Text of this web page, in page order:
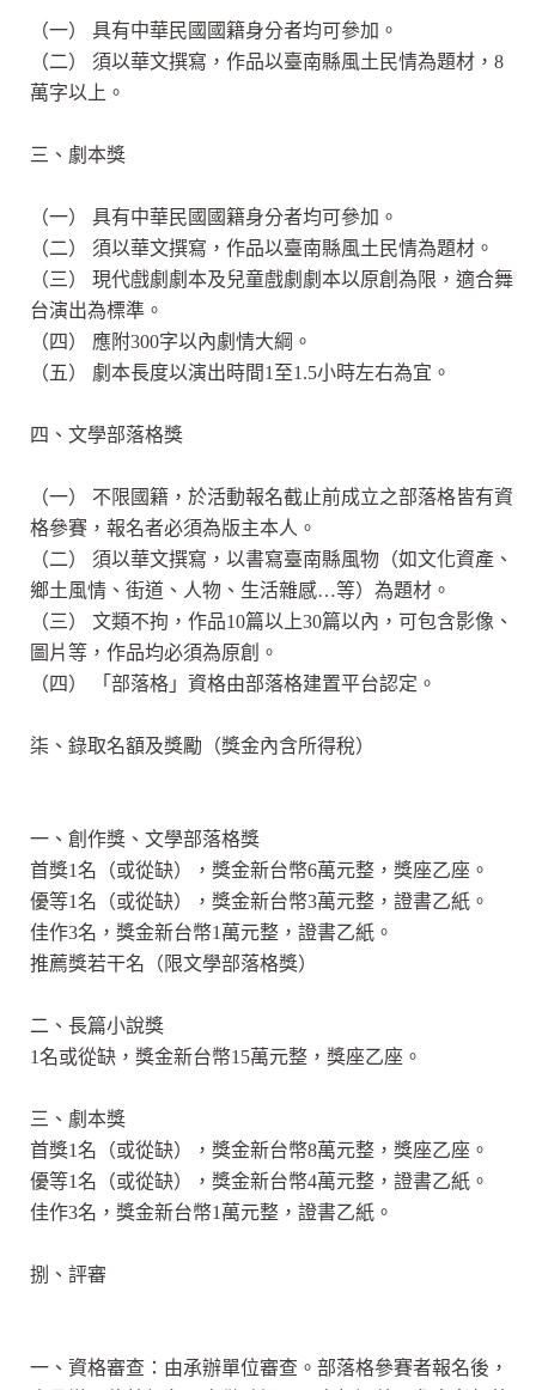
（一） 具有中華民國國籍身分者均可參加。
（二） 須以華文撰寫，作品以臺南縣風土民情為題材，8
萬字以上。
三、劇本獎
（一） 具有中華民國國籍身分者均可參加。
（二） 須以華文撰寫，作品以臺南縣風土民情為題材。
（三） 現代戲劇劇本及兒童戲劇劇本以原創為限，適合舞
台演出為標準。
（四） 應附300字以內劇情大綱。
（五） 劇本長度以演出時間1至1.5小時左右為宜。
四、文學部落格獎
（一） 不限國籍，於活動報名截止前成立之部落格皆有資
格參賽，報名者必須為版主本人。
（二） 須以華文撰寫，以書寫臺南縣風物（如文化資產、
鄉土風情、街道、人物、生活雜感…等）為題材。
（三） 文類不拘，作品10篇以上30篇以內，可包含影像、
圖片等，作品均必須為原創。
（四） 「部落格」資格由部落格建置平台認定。
柒、錄取名額及獎勵（獎金內含所得稅）
一、創作獎、文學部落格獎
首獎1名（或從缺），獎金新台幣6萬元整，獎座乙座。
優等1名（或從缺），獎金新台幣3萬元整，證書乙紙。
佳作3名，獎金新台幣1萬元整，證書乙紙。
推薦獎若干名（限文學部落格獎）
二、長篇小說獎
1名或從缺，獎金新台幣15萬元整，獎座乙座。
三、劇本獎
首獎1名（或從缺），獎金新台幣8萬元整，獎座乙座。
優等1名（或從缺），獎金新台幣4萬元整，證書乙紙。
佳作3名，獎金新台幣1萬元整，證書乙紙。
捌、評審
一、資格審查：由承辦單位審查。部落格參賽者報名後，